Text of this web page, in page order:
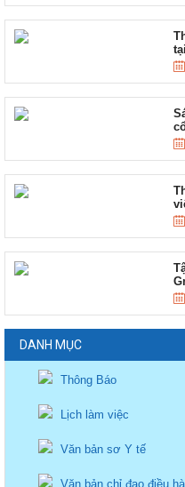
DANH MỤC
Thông Báo
Lịch làm việc
Văn bản sơ Y tế
Văn bản chỉ đạo điều